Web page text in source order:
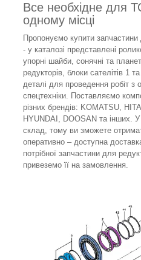
Все необхідне для
одному місці
Пропонуємо купити запчастини
- у каталозі представлені
упорні шайби, сонячні та
редукторів, блоки сателітів 1
деталі для проведення робіт з
спецтехніки. Поставляємо
різних брендів: KOMATSU,
HYUNDAI, DOOSAN та інших.
склад, тому ви зможете
оперативно – доступна
потрібної запчастини для
привеземо її на замовлення.